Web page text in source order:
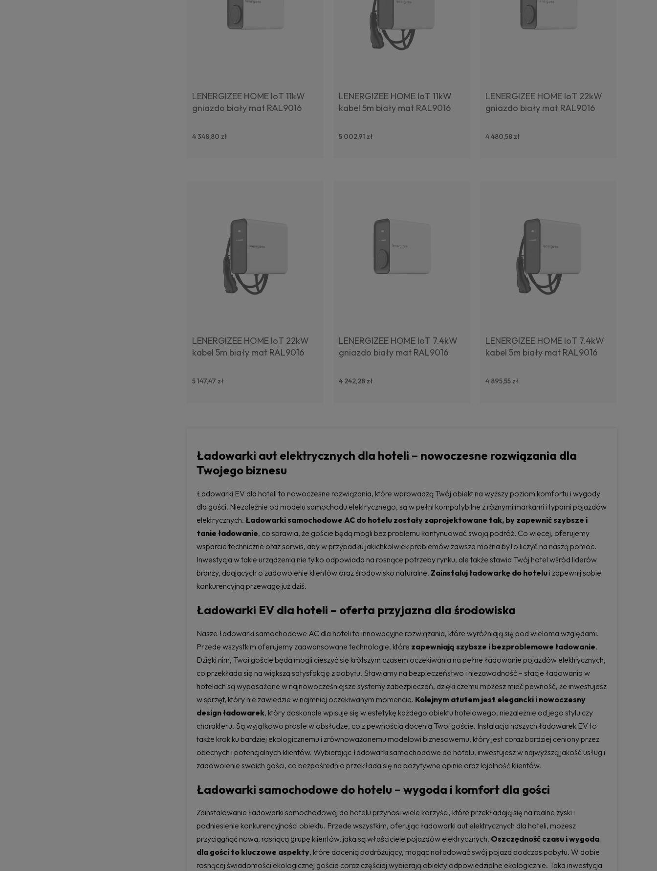
LENERGIZEE HOME IoT 11kW
gniazdo biały mat RAL9016
4 348,80 zł
LENERGIZEE HOME IoT 11kW
kabel 5m biały mat RAL9016
5 002,91 zł
LENERGIZEE HOME IoT 22kW
gniazdo biały mat RAL9016
4 480,58 zł
LENERGIZEE HOME IoT 22kW
kabel 5m biały mat RAL9016
5 147,47 zł
LENERGIZEE HOME IoT 7.4kW
gniazdo biały mat RAL9016
4 242,28 zł
LENERGIZEE HOME IoT 7.4kW
kabel 5m biały mat RAL9016
4 895,55 zł
Ładowarki aut elektrycznych dla hoteli – nowoczesne rozwiązania dla
Twojego biznesu
Ładowarki EV dla hoteli to nowoczesne rozwiązania, które wprowadzą Twój obiekt na wyższy poziom komfortu i wygody
dla gości. Niezależnie od modelu samochodu elektrycznego, są w pełni kompatybilne z różnymi markami i typami pojazdów
elektrycznych. Ładowarki samochodowe AC do hotelu zostały zaprojektowane tak, by zapewnić szybsze i
tanie ładowanie, co sprawia, że goście będą mogli bez problemu kontynuować swoją podróż. Co więcej, oferujemy
wsparcie techniczne oraz serwis, aby w przypadku jakichkolwiek problemów zawsze można było liczyć na naszą pomoc.
Inwestycja w takie urządzenia nie tylko odpowiada na rosnące potrzeby rynku, ale także stawia Twój hotel wśród liderów
branży, dbających o zadowolenie klientów oraz środowisko naturalne. Zainstaluj ładowarkę do hotelu i zapewnij sobie
konkurencyjną przewagę już dziś.
Ładowarki EV dla hoteli – oferta przyjazna dla środowiska
Nasze ładowarki samochodowe AC dla hoteli to innowacyjne rozwiązania, które wyróżniają się pod wieloma względami.
Przede wszystkim oferujemy zaawansowane technologie, które zapewniają szybsze i bezproblemowe ładowanie.
Dzięki nim, Twoi goście będą mogli cieszyć się krótszym czasem oczekiwania na pełne ładowanie pojazdów elektrycznych,
co przekłada się na większą satysfakcję z pobytu. Stawiamy na bezpieczeństwo i niezawodność – stacje ładowania w
hotelach są wyposażone w najnowocześniejsze systemy zabezpieczeń, dzięki czemu możesz mieć pewność, że inwestujesz
w sprzęt, który nie zawiedzie w najmniej oczekiwanym momencie. Kolejnym atutem jest elegancki i nowoczesny
design ładowarek, który doskonale wpisuje się w estetykę każdego obiektu hotelowego, niezależnie od jego stylu czy
charakteru. Są wyjątkowo proste w obsłudze, co z pewnością docenią Twoi goście. Instalacja naszych ładowarek EV to
także krok ku bardziej ekologicznemu i zrównoważonemu modelowi biznesowemu, który jest coraz bardziej ceniony przez
obecnych i potencjalnych klientów. Wybierając ładowarki samochodowe do hotelu, inwestujesz w najwyższą jakość usług i
zadowolenie swoich gości, co bezpośrednio przekłada się na pozytywne opinie oraz lojalność klientów.
Ładowarki samochodowe do hotelu – wygoda i komfort dla gości
Zainstalowanie ładowarki samochodowej do hotelu przynosi wiele korzyści, które przekładają się na realne zyski i
podniesienie konkurencyjności obiektu. Przede wszystkim, oferując ładowarki aut elektrycznych dla hoteli, możesz
przyciągnąć nową, rosnącą grupę klientów, jaką są właściciele pojazdów elektrycznych. Oszczędność czasu i wygoda
dla gości to kluczowe aspekty, które docenią podróżujący, mogąc naładować swój pojazd podczas pobytu. W dobie
rosnącej świadomości ekologicznej goście coraz częściej wybierają obiekty odpowiedzialne ekologicznie. Taka inwestycja